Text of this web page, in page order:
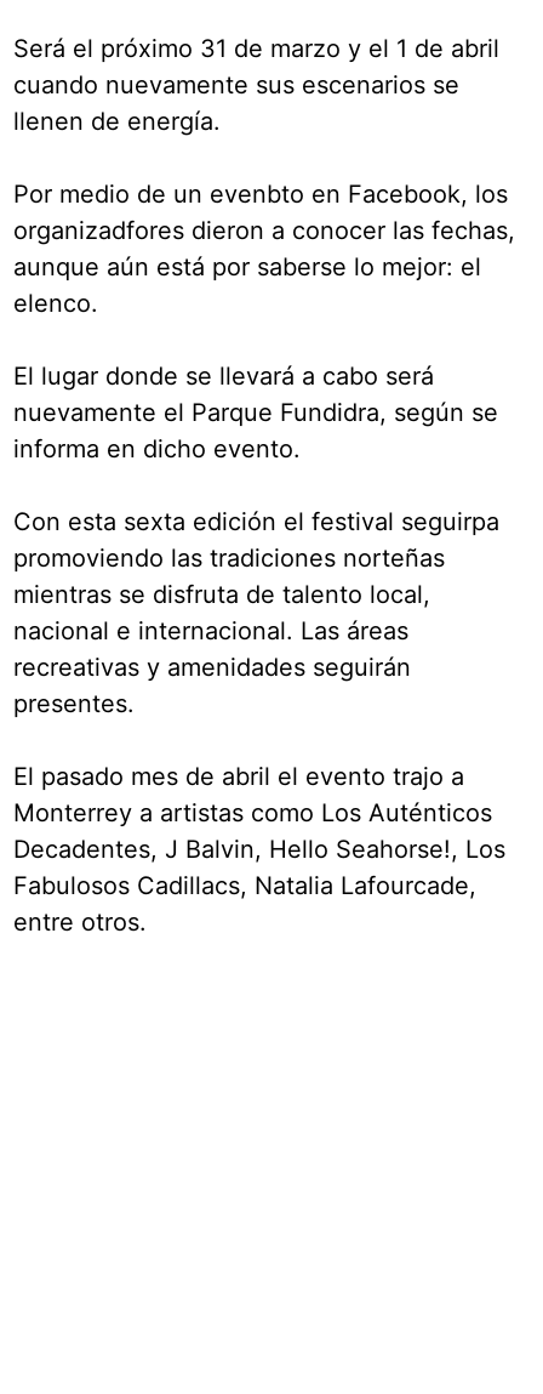
Será el próximo 31 de marzo y el 1 de abril
cuando nuevamente sus escenarios se
llenen de energía.
Por medio de un evenbto en Facebook, los
organizadfores dieron a conocer las fechas,
aunque aún está por saberse lo mejor: el
elenco.
El lugar donde se llevará a cabo será
nuevamente el Parque Fundidra, según se
informa en dicho evento.
Con esta sexta edición el festival seguirpa
promoviendo las tradiciones norteñas
mientras se disfruta de talento local,
nacional e internacional. Las áreas
recreativas y amenidades seguirán
presentes.
El pasado mes de abril el evento trajo a
Monterrey a artistas como Los Auténticos
Decadentes, J Balvin, Hello Seahorse!, Los
Fabulosos Cadillacs, Natalia Lafourcade,
entre otros.